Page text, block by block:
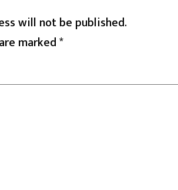
will not be published.
marked*